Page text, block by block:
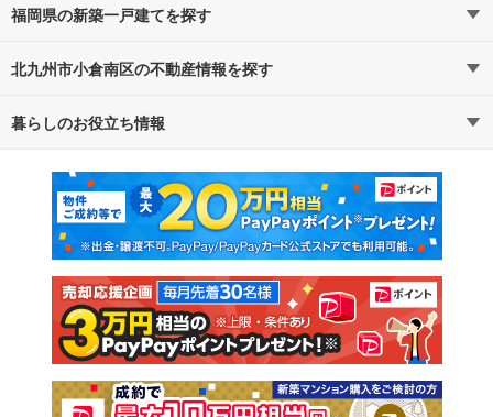
福岡県の新築一戸建てを探す
路線・駅から探す 地域から探す
通勤・通学時間から探す
北九州市小倉南区の不動産情報を探す
不動産・住宅
新築マンション 中古マンション
新築一戸建て 中古一戸建て
注文住宅 土地
売却査定
暮らしのお役立ち情報
マンションカタログ 教えて！住まいの先生